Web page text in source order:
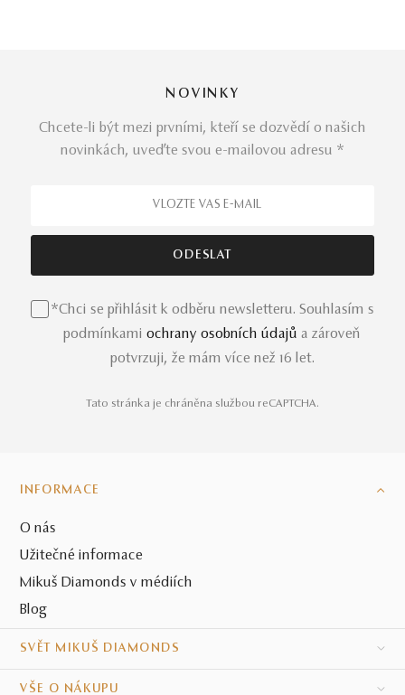
NOVINKY
Chcete-li být mezi prvními, kteří se dozvědí o našich
novinkách, uveďte svou e-mailovou adresu *
*Chci se přihlásit k odběru newsletteru. Souhlasím s
podmínkami ochrany osobních údajů a zároveň
potvrzuji, že mám více než 16 let.
Tato stránka je chráněna službou reCAPTCHA.
INFORMACE
O nás
Užitečné informace
Mikuš Diamonds v médiích
Blog
SVĚT MIKUŠ DIAMONDS
VŠE O NÁKUPU